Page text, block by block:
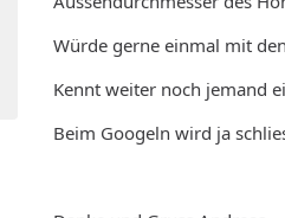
Würde gerne einmal mit
Kennt weiter noch jemand
Beim Googeln wird ja